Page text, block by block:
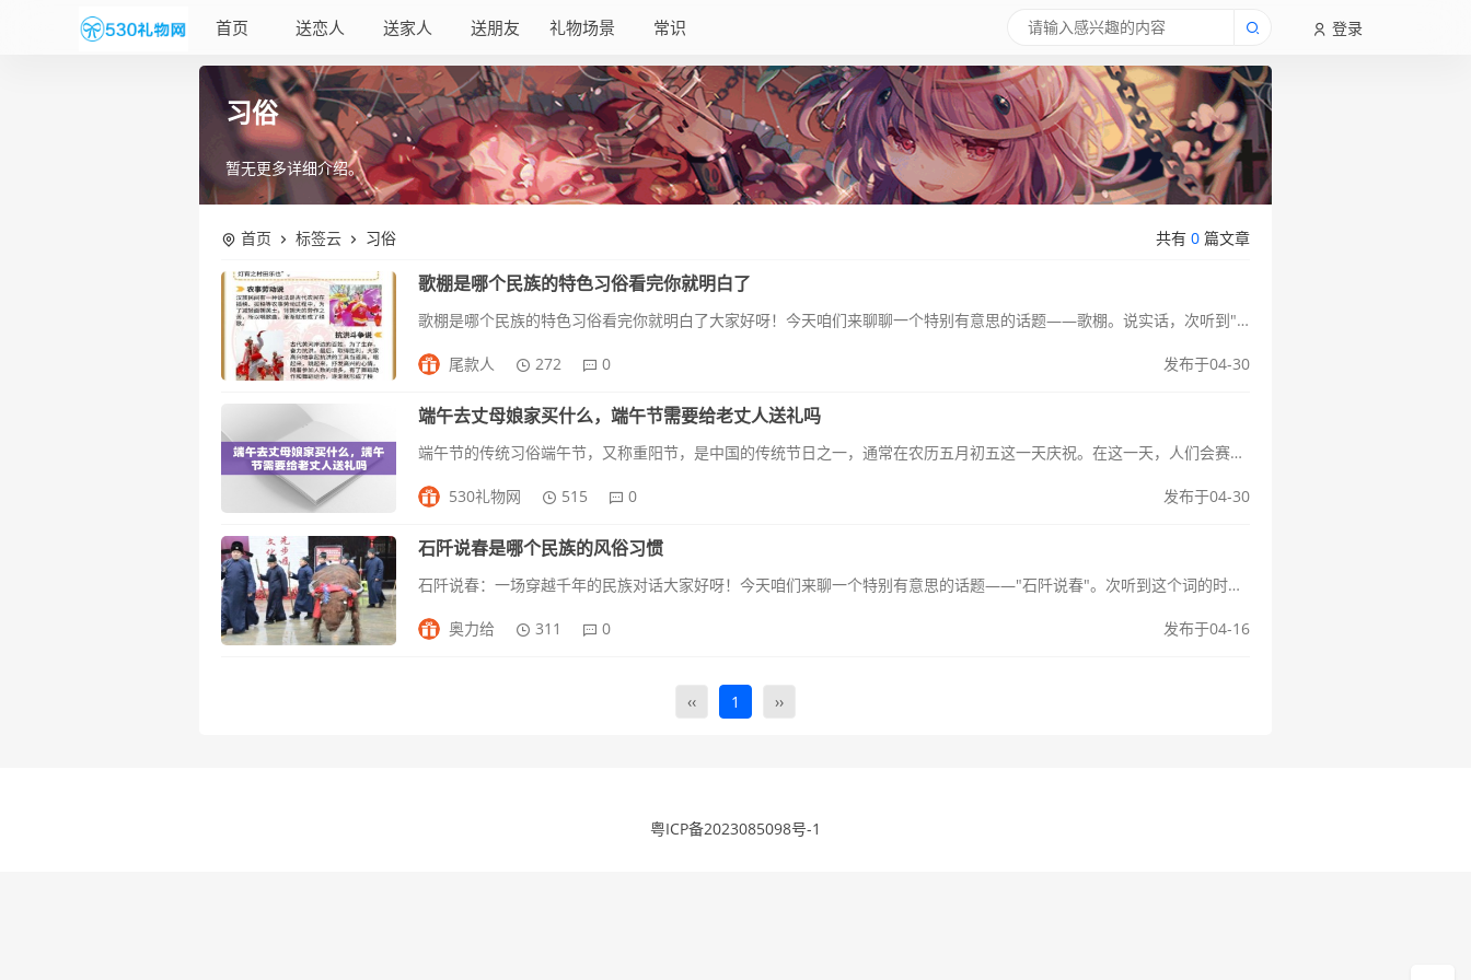
首页 送恋人 送家人 送朋友 礼物场景 常识 登录
习俗
暂无更多详细介绍。
首页 标签云 习俗 共有 0 篇文章
歌棚是哪个民族的特色习俗看完你就明白了
歌棚是哪个民族的特色习俗看完你就明白了大家好呀！今天咱们来聊聊一个特别有意思的话题——歌棚。说实话，次听到"歌棚"这个词的时候，我还以为是某个露天KTV呢（笑）。后来深入了解才发现，原来这是一个充满民族风情的...
尾款人 272 0 发布于04-30
端午去丈母娘家买什么，端午节需要给老丈人送礼吗
端午节的传统习俗端午节，又称重阳节，是中国的传统节日之一，通常在农历五月初五这一天庆祝。在这一天，人们会赛龙舟、吃粽子，还有一些地方会有贴菖蒲和艾叶的习俗，以驱邪避疫。但是除了这些常见的活动外，不同地区对于...
530礼物网 515 0 发布于04-30
石阡说春是哪个民族的风俗习惯
石阡说春：一场穿越千年的民族对话大家好呀！今天咱们来聊一个特别有意思的话题——"石阡说春"。次听到这个词的时候，我还以为是某种新型的春季限定奶茶呢（笑）。后来才知道，原来这是贵州省石阡县一项非常独特的民俗活动...
奥力给 311 0 发布于04-16
‹‹ 1 ››
粤ICP备2023085098号-1